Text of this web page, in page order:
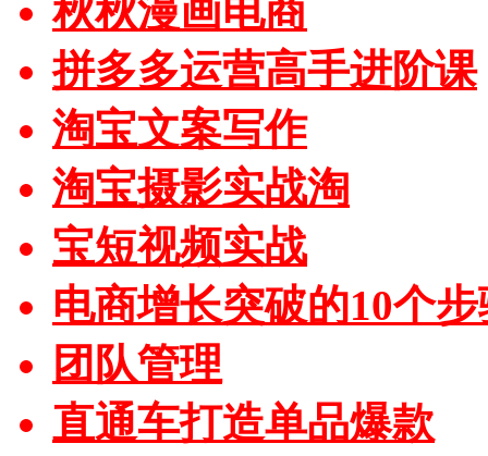
秋秋漫画电商
拼多多运营高手进阶课
淘宝文案写作
淘宝摄影实战淘
宝短视频实战
电商增长突破的10个
团队管理
直通车打造单品爆款